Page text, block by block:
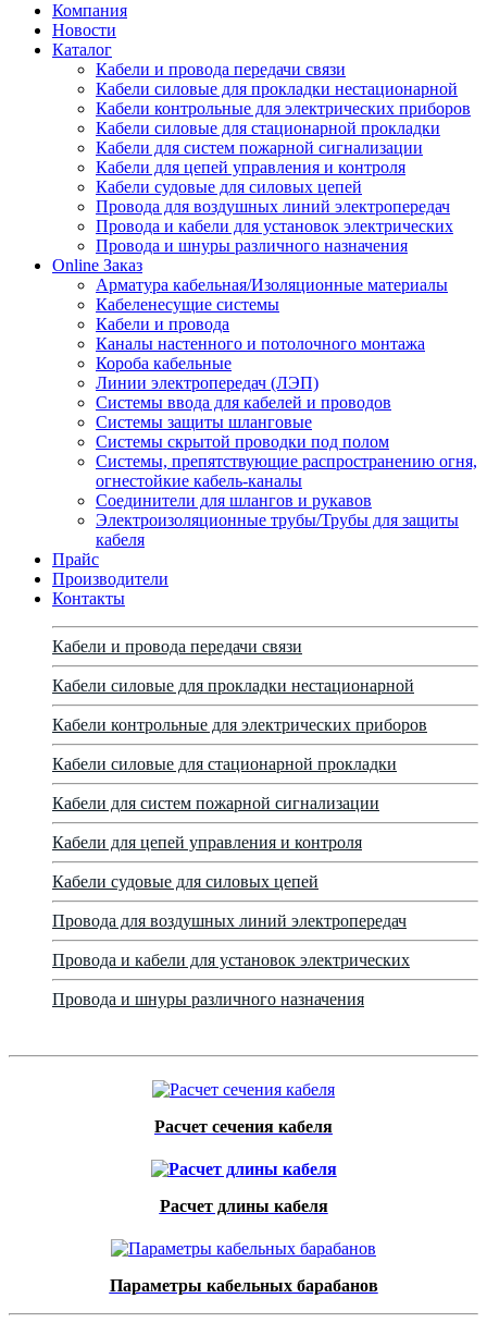
Компания
Новости
Каталог
Кабели и провода передачи связи
Кабели силовые для прокладки нестационарной
Кабели контрольные для электрических приборов
Кабели силовые для стационарной прокладки
Кабели для систем пожарной сигнализации
Кабели для цепей управления и контроля
Кабели судовые для силовых цепей
Провода для воздушных линий электропередач
Провода и кабели для установок электрических
Провода и шнуры различного назначения
Online Заказ
Арматура кабельная/Изоляционные материалы
Кабеленесущие системы
Кабели и провода
Каналы настенного и потолочного монтажа
Короба кабельные
Линии электропередач (ЛЭП)
Системы ввода для кабелей и проводов
Системы защиты шланговые
Системы скрытой проводки под полом
Системы, препятствующие распространению огня,
огнестойкие кабель-каналы
Соединители для шлангов и рукавов
Электроизоляционные трубы/Трубы для защиты
кабеля
Прайс
Производители
Контакты
Кабели и провода передачи связи
Кабели силовые для прокладки нестационарной
Кабели контрольные для электрических приборов
Кабели силовые для стационарной прокладки
Кабели для систем пожарной сигнализации
Кабели для цепей управления и контроля
Кабели судовые для силовых цепей
Провода для воздушных линий электропередач
Провода и кабели для установок электрических
Провода и шнуры различного назначения
Расчет сечения кабеля
Расчет длины кабеля
Параметры кабельных барабанов